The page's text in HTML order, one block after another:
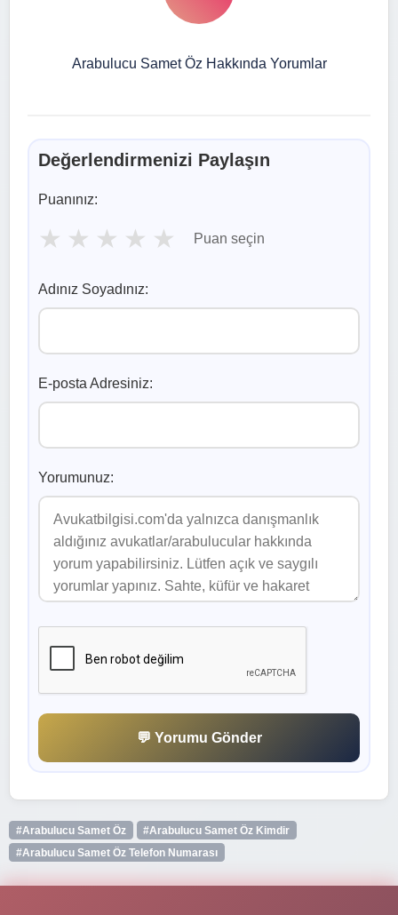
Arabulucu Samet Öz Hakkında Yorumlar
Değerlendirmenizi Paylaşın
Puanınız:
★ ★ ★ ★ ★ Puan seçin
Adınız Soyadınız:
E-posta Adresiniz:
Yorumunuz:
💬 Yorumu Gönder
#Arabulucu Samet Öz
#Arabulucu Samet Öz Kimdir
#Arabulucu Samet Öz Telefon Numarası